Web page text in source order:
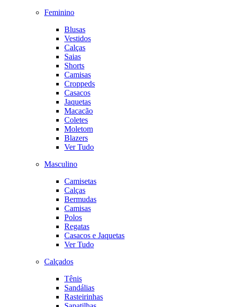
Feminino
Blusas
Vestidos
Calças
Saias
Shorts
Camisas
Croppeds
Casacos
Jaquetas
Macacão
Coletes
Moletom
Blazers
Ver Tudo
Masculino
Camisetas
Calças
Bermudas
Camisas
Polos
Regatas
Casacos e Jaquetas
Ver Tudo
Calçados
Tênis
Sandálias
Rasteirinhas